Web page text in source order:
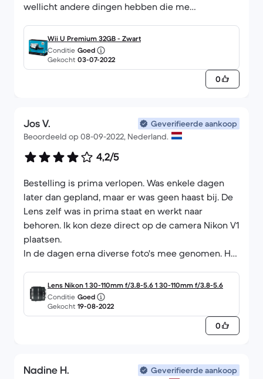
wellicht andere dingen hebben die me
Wii U Premium 32GB - Zwart
Conditie Goed
Gekocht 03-07-2022
0
Jos V.
Geverifieerde aankoop
Beoordeeld op 08-09-2022, Nederland.
4,2/5
Bestelling is prima verlopen. Was enkele dagen
later dan gepland, maar er was geen haast bij. De
Lens zelf was in prima staat en werkt naar
behoren. Ik kon deze direct op de camera Nikon V1
plaatsen.
In de dagen erna diverse foto's mee genomen. Het
valt wat tegen. De lens werkt echter prima voor
portret fotografie en objecten die geen grote
scherptediepte vragen.
De prijs-kwaliteitverhouding ben ik zeer tevreden
Lens Nikon 1 30-110mm f/3.8-5.6 1 30-110mm f/3.8-5.6
Conditie Goed
Gekocht 19-08-2022
0
Nadine H.
Geverifieerde aankoop